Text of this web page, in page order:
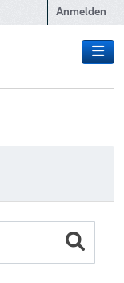
Anmelden